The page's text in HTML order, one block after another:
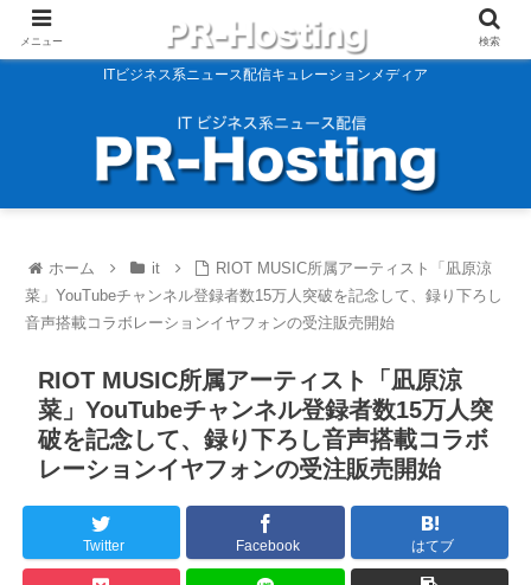
ITビジネス系ニュース配信キュレーションメディア
ホーム it
RIOT MUSIC所属アーティスト「凪原涼
菜」YouTubeチャンネル登録者数15万人突破を記念して、録り下ろし
音声搭載コラボレーションイヤフォンの受注販売開始
RIOT MUSIC所属アーティスト「凪原涼
菜」YouTubeチャンネル登録者数15万人突
破を記念して、録り下ろし音声搭載コラボ
レーションイヤフォンの受注販売開始
Twitter Facebook はてブ
メニュー 検索